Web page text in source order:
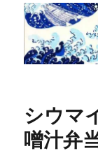
シウマ
噌汁弁